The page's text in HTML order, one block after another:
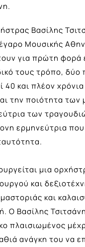
Βασίλης
Μουσικής
για πρώτη φορά
τους τρόπο,
40 και πλέον
την ποιότητα
των
ερμηνεύτρια
μια
και
και
Ο Βασίλης
πλαισιωμένος
ανάγκη του να